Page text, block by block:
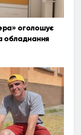
оголошує
обладнання